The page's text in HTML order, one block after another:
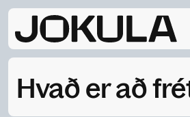
Hvað er að